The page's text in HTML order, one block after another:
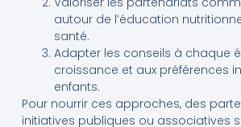
autour de l’éducation
santé.
Adapter les conseils à chaque
croissance et aux préférences
enfants.
Pour nourrir ces approches, des
initiatives publiques ou associatives